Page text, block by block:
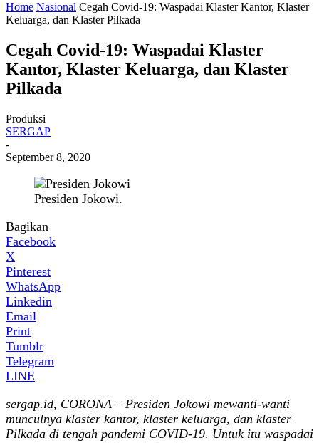
Home Nasional Cegah Covid-19: Waspadai Klaster Kantor, Klaster
Keluarga, dan Klaster Pilkada
Cegah Covid-19: Waspadai Klaster
Kantor, Klaster Keluarga, dan Klaster
Pilkada
Produksi
SERGAP
-
September 8, 2020
Presiden Jokowi.
Bagikan
Facebook
X
Pinterest
WhatsApp
Linkedin
Email
Print
Tumblr
Telegram
LINE
sergap.id, CORONA – Presiden Jokowi mewanti-wanti
munculnya klaster kantor, klaster keluarga, dan klaster
Pilkada di tengah pandemi COVID-19. Untuk itu waspadai